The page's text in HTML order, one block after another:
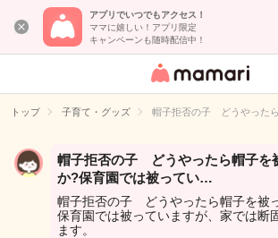
アプリでいつでもアクセス！
ママに嬉しい！アプリ限定
キャンペーンも随時配信中！
女性専用匿名QA
イト
トップ 子育て・グッズ 帽子拒否の子 どうやった
帽子拒否の子 どうやったら帽子を
か?保育園では被ってい…
帽子拒否の子 どうやったら帽子を被
保育園では被っていますが、家では断
ます。